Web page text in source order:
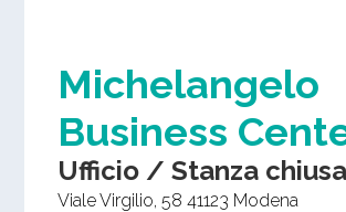
Michelangelo
Business
Ufficio / Stanza chiusa
Viale Virgilio, 5841123 Modena